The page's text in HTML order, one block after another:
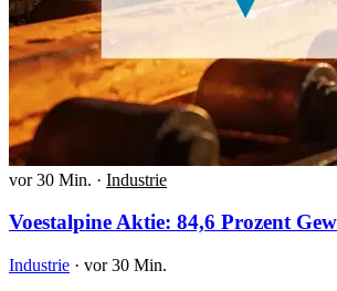
vor 30 Min. · Industrie
Voestalpine Aktie: 84,6 Prozent
Industrie · vor 30 Min.